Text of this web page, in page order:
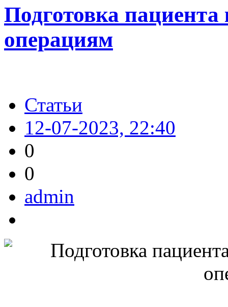
Подготовка
операциям
Статьи
12-07-2023, 22:40
0
0
admin